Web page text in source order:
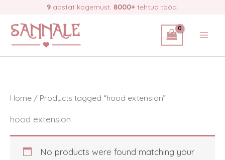
content
9 aastat kogemust. 8000+ tehtud tööd.
Home / Products tagged “hood extension”
hood extension
No products were found matching your